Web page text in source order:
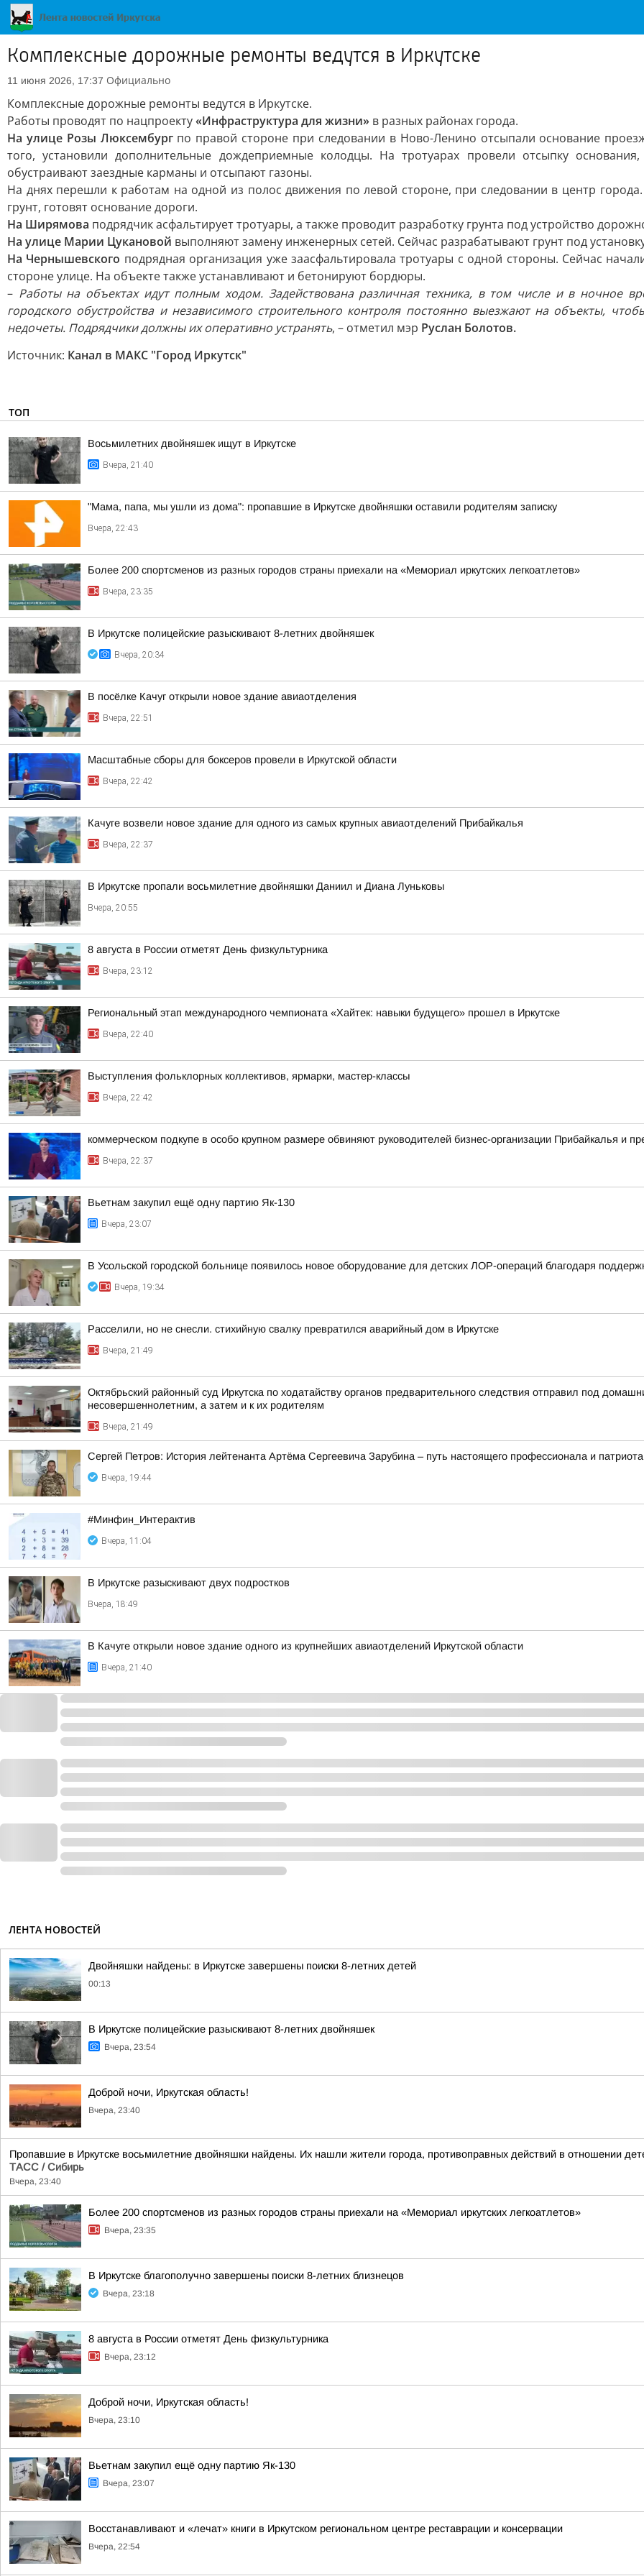
Комплексные дорожные ремонты ведутся в Иркутске
11 июня 2026, 17:37 Официально
Комплексные дорожные ремонты ведутся в Иркутске.
Работы проводят по нацпроекту«Инфраструктура для жизни» в разных районах города.
На улице Розы Люксембургпо правой стороне при следовании в Ново-Ленино отсыпали основание
того, установили дополнительные дождеприемные колодцы. На тротуарах провели отсыпку
обустраивают заездные карманы и отсыпают газоны.
На днях перешли к работам на одной из полос движения по левой стороне, при следовании в центр
грунт, готовят основание дороги.
На Ширямова подрядчик асфальтирует тротуары, а также проводит разработку грунта под устройство
На улице Марии Цукановой выполняют замену инженерных сетей. Сейчас разрабатывают грунт под
На Чернышевского подрядная организация уже заасфальтировала тротуары с одной стороны. Сейчас
стороне улице. На объекте также устанавливают и бетонируют бордюры.
– Работы на объектах идут полным ходом. Задействована различная техника, в том числе и в ночное
городского обустройства и независимого строительного контроля постоянно выезжают на объекты,
недочеты. Подрядчики должны их оперативно устранять, – отметил мэр Руслан Болотов.
Источник: Канал в МАКС "Город Иркутск"
ТОП
Восьмилетних двойняшек ищут в Иркутске
Вчера, 21:40
"Мама, папа, мы ушли из дома": пропавшие в Иркутске двойняшки оставили родителям записку
Вчера, 22:43
Более 200 спортсменов из разных городов страны приехали на «Мемориал иркутских легкоатлетов»
Вчера, 23:35
В Иркутске полицейские разыскивают 8-летних двойняшек
Вчера, 20:34
В посёлке Качуг открыли новое здание авиаотделения
Вчера, 22:51
Масштабные сборы для боксеров провели в Иркутской области
Вчера, 22:42
Качуге возвели новое здание для одного из самых крупных авиаотделений Прибайкалья
Вчера, 22:37
В Иркутске пропали восьмилетние двойняшки Даниил и Диана Луньковы
Вчера, 20:55
8 августа в России отметят День физкультурника
Вчера, 23:12
Региональный этап международного чемпионата «Хайтек: навыки будущего» прошел в Иркутске
Вчера, 22:40
Выступления фольклорных коллективов, ярмарки, мастер-классы
Вчера, 22:42
коммерческом подкупе в особо крупном размере обвиняют руководителей бизнес-организации Прибайкалья и
Вчера, 22:37
Вьетнам закупил ещё одну партию Як-130
Вчера, 23:07
В Усольской городской больнице появилось новое оборудование для детских ЛОР-операций благодаря
Вчера, 19:34
Расселили, но не снесли. стихийную свалку превратился аварийный дом в Иркутске
Вчера, 21:49
Октябрьский районный суд Иркутска по ходатайству органов предварительного следствия отправил под
несовершеннолетним, а затем и к их родителям
Вчера, 21:49
Сергей Петров: История лейтенанта Артёма Сергеевича Зарубина – путь настоящего профессионала и
Вчера, 19:44
#Минфин_Интерактив
Вчера, 11:04
В Иркутске разыскивают двух подростков
Вчера, 18:49
В Качуге открыли новое здание одного из крупнейших авиаотделений Иркутской области
Вчера, 21:40
ЛЕНТА НОВОСТЕЙ
Двойняшки найдены: в Иркутске завершены поиски 8-летних детей
00:13
В Иркутске полицейские разыскивают 8-летних двойняшек
Вчера, 23:54
Доброй ночи, Иркутская область!
Вчера, 23:40
Пропавшие в Иркутске восьмилетние двойняшки найдены. Их нашли жители города, противоправных действий в отношении
ТАСС / Сибирь
Вчера, 23:40
Более 200 спортсменов из разных городов страны приехали на «Мемориал иркутских легкоатлетов»
Вчера, 23:35
В Иркутске благополучно завершены поиски 8-летних близнецов
Вчера, 23:18
8 августа в России отметят День физкультурника
Вчера, 23:12
Доброй ночи, Иркутская область!
Вчера, 23:10
Вьетнам закупил ещё одну партию Як-130
Вчера, 23:07
Восстанавливают и «лечат» книги в Иркутском региональном центре реставрации и консервации
Вчера, 22:54